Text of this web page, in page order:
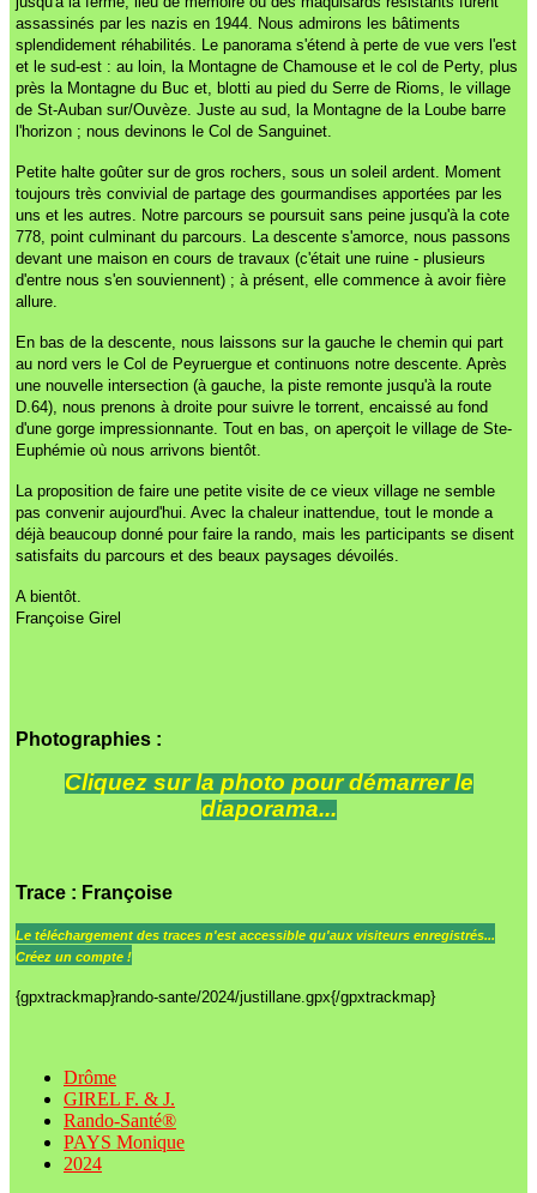
assassinés par les nazis en 1944. Nous admirons les bâtiments
splendidement réhabilités. Le panorama s'étend à perte de vue vers l'est
et le sud-est : au loin, la Montagne de Chamouse et le col de Perty, plus
près la Montagne du Buc et, blotti au pied du Serre de Rioms, le village
de St-Auban sur/Ouvèze. Juste au sud, la Montagne de la Loube barre
l'horizon ; nous devinons le Col de Sanguinet.
Petite halte goûter sur de gros rochers, sous un soleil ardent. Moment
toujours très convivial de partage des gourmandises apportées par les
uns et les autres. Notre parcours se poursuit sans peine jusqu'à la cote
778, point culminant du parcours. La descente s'amorce, nous passons
devant une maison en cours de travaux (c'était une ruine - plusieurs
d'entre nous s'en souviennent) ; à présent, elle commence à avoir fière
allure.
En bas de la descente, nous laissons sur la gauche le chemin qui part
au nord vers le Col de Peyruergue et continuons notre descente. Après
une nouvelle intersection (à gauche, la piste remonte jusqu'à la route
D.64), nous prenons à droite pour suivre le torrent, encaissé au fond
d'une gorge impressionnante. Tout en bas, on aperçoit le village de Ste-
Euphémie où nous arrivons bientôt.
La proposition de faire une petite visite de ce vieux village ne semble
pas convenir aujourd'hui. Avec la chaleur inattendue, tout le monde a
déjà beaucoup donné pour faire la rando, mais les participants se disent
satisfaits du parcours et des beaux paysages dévoilés.
A bientôt.
Françoise Girel
Photographies :
Cliquez sur la photo pour démarrer le
diaporama...
Trace : Françoise
Le téléchargement des traces n'est accessible qu'aux visiteurs enregistrés...
Créez un compte !
{gpxtrackmap}rando-sante/2024/justillane.gpx{/gpxtrackmap}
Drôme
GIREL F. & J.
Rando-Santé®
PAYS Monique
2024